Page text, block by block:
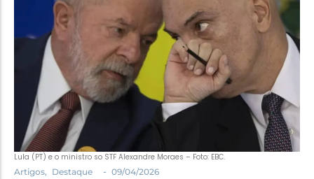
Política
Santa Helena e Região
Saúde e Bem-Estar
Lula (PT) e o ministro so STF Alexandre Moraes – Foto: EBC.
Artigos, Destaque - 09/04/2026